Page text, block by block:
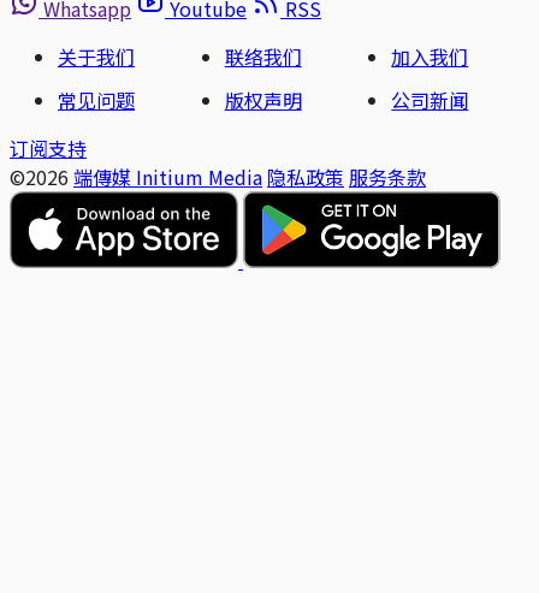
Whatsapp Youtube
RSS
关于我们
联络我们
加入我们
常见问题
版权声明
公司新闻
订阅支持
©2026 端傳媒 Initium Media 隐私政策 服务条款